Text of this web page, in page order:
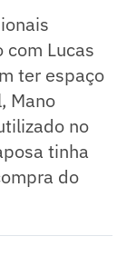
Lucas
ter espaço
Mano
no
tinha
do